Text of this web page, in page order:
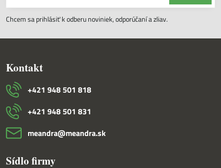
Chcem sa prihlásiť k odberu noviniek, odporúčaní a zliav.
Kontakt
+421 948 501 818
+421 948 501 831
meandra​@meandra​.sk
Sídlo firmy